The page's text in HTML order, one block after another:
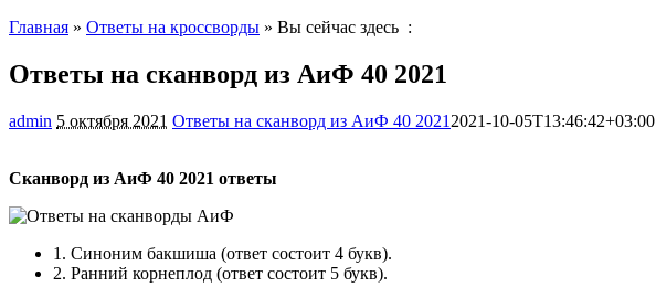
Главная » Ответы на кроссворды » Вы сейчас здесь :
Ответы на сканворд из АиФ 40 2021
admin 5 октября 2021 Ответы на сканворд из АиФ 40 2021 2021-10-05T13:46:42+03:00
Сканворд из АиФ 40 2021 ответы
1. Синоним бакшиша (ответ состоит 4 букв).
2. Ранний корнеплод (ответ состоит 5 букв).